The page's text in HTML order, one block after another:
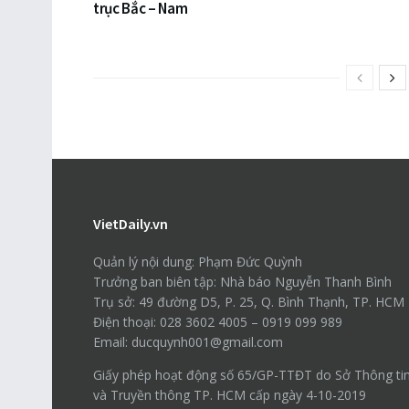
trục Bắc – Nam
VietDaily.vn
Quản lý nội dung: Phạm Đức Quỳnh
Trưởng ban biên tập: Nhà báo Nguyễn Thanh Bình
Trụ sở: 49 đường D5, P. 25, Q. Bình Thạnh, TP. HCM
Điện thoại: 028 3602 4005 – 0919 099 989
Email: ducquynh001@gmail.com
Giấy phép hoạt động số 65/GP-TTĐT do Sở Thông tin
và Truyền thông TP. HCM cấp ngày 4-10-2019